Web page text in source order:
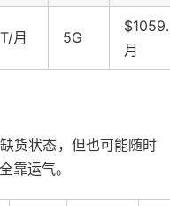
月 5G
月
货状态，但也可能随时
靠运气。